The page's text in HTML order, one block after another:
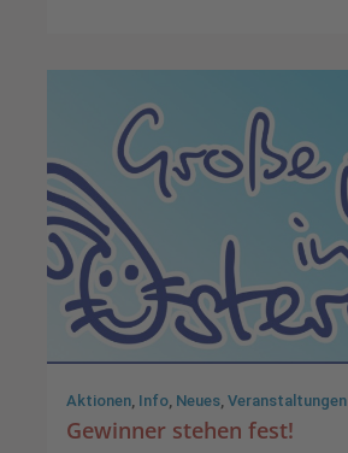
Aktionen, Info, Neues, Veranstaltungen
Gewinner stehen fest!